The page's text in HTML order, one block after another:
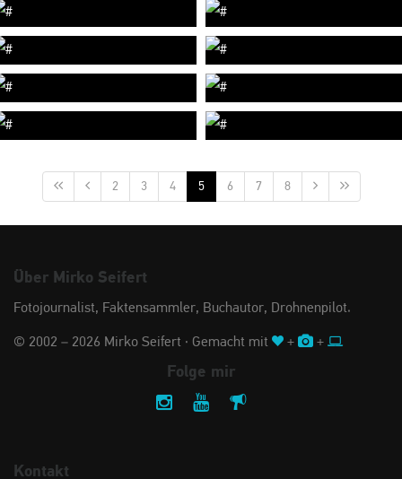
2 3 4 5 6 7 8
Über Mirko Seifert
Fotojournalist, Faktensammler, Buchautor, Drohnenpilot.
© 2002 – 2026 Mirko Seifert · Gemacht mit + +
Folge mir
Kontakt